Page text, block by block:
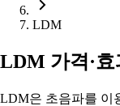
LDM
LDM 가격·효
LDM은 초음파를 이